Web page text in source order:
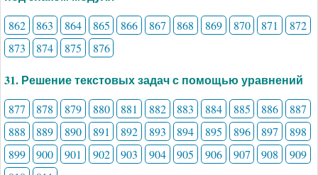
862 863 864 865 866 867 868 869 870 871
872
873
874 875 876
31. Решение текстовых задач с помощью уравнений
877 878 879 880 881 882 883 884 885 886
887
888
889 890 891 892 893 894 895 896 897
898
899
900 901 902 903 904 905 906 907 908
909